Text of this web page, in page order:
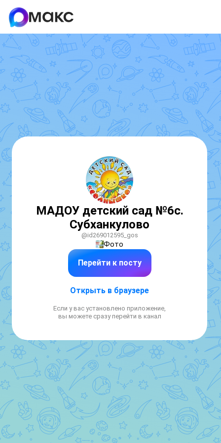
МАДОУ детский сад №6с.
Субханкулово
@id269012595_gos
Фото
Перейти к посту
Открыть в браузере
Если у вас установлено приложение,
вы можете сразу перейти в канал